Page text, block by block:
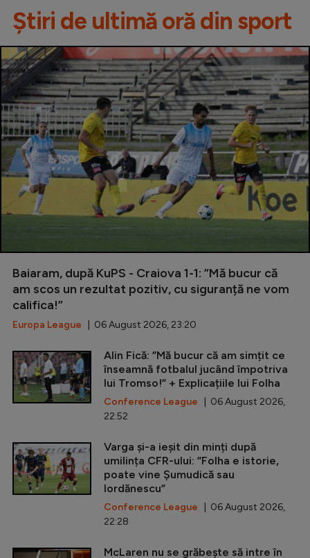
Știri de ultimă oră din sport
Baiaram, după KuPS - Craiova 1-1: ”Mă bucur că
am scos un rezultat pozitiv, cu siguranță ne vom
califica!”
Europa League | 06 August 2026, 23:20
Alin Fică: ”Mă bucur că am simțit ce
înseamnă fotbalul jucând împotriva
lui Tromso!” + Explicațiile lui Folha
Conference League | 06 August 2026,
22:52
Varga și-a ieșit din minți după
umilința CFR-ului: ”Folha e istorie,
poate vine Șumudică sau
Iordănescu”
Conference League | 06 August 2026,
22:28
McLaren nu se grăbește să intre în